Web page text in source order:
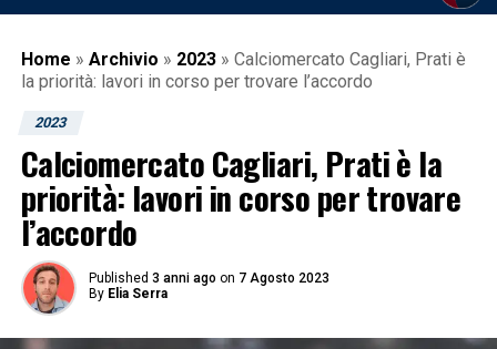
Home » Archivio » 2023 » Calciomercato Cagliari, Prati è
la priorità: lavori in corso per trovare l’accordo
2023
Calciomercato Cagliari, Prati è la
priorità: lavori in corso per trovare
l’accordo
Published 3 anni ago on 7 Agosto 2023
By Elia Serra